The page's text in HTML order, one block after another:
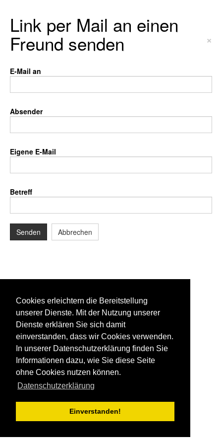
Cookies erleichtern die Bereitstellung
unserer Dienste. Mit der Nutzung unserer
Dienste erklären Sie sich damit
einverstanden, dass wir Cookies verwenden.
In unserer Datenschutzerklärung finden Sie
Informationen dazu, wie Sie diese Seite
ohne Cookies nutzen können.
Datenschutzerklärung
Einverstanden!
Link per Mail an einen
Freund senden ×
E-Mail an
Absender
Eigene E-Mail
Betreff
Senden Abbrechen